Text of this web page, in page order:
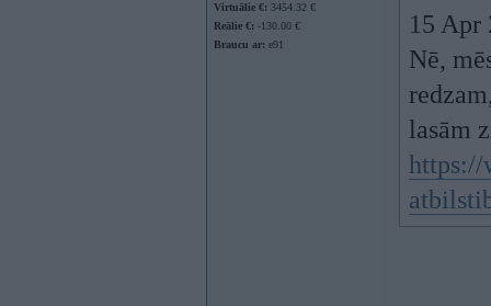
Virtuālie €: 3454.32 €
Reālie €: -130.00 €
Braucu ar: e91
15 Apr
Nē,
lasām
https://